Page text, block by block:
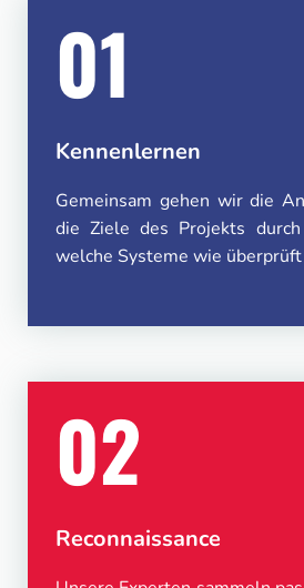
01
Kennenlernen
Gemeinsam gehen wir die
die Ziele des Projekts
welche Systeme wie
02
Reconnaissance